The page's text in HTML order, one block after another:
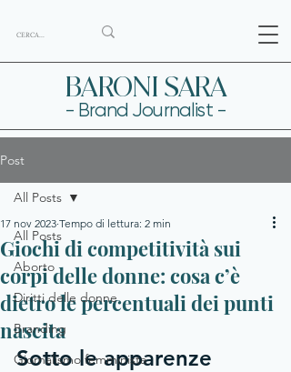
BARONI SARA
- Brand Journalist -
Post
All Posts
Aborto
Diritti delle donne
Branding
Giornalismo femminista
All Posts
Giochi di competitività sui
corpi delle donne: cosa c’è
dietro le percentuali dei punti
nascita
17 nov 2023 Tempo di lettura: 2 min
Sotto le apparenze